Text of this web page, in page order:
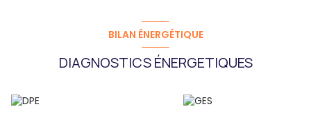
BILAN ÉNERGÉTIQUE
DIAGNOSTICS ÉNERGETIQUES